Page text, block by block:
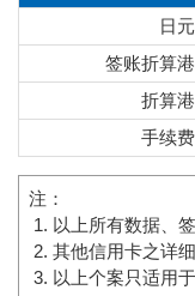
日
签账折算
折算
手续
注：
以上所有数据、
其他信用卡之详
以上个案只适用